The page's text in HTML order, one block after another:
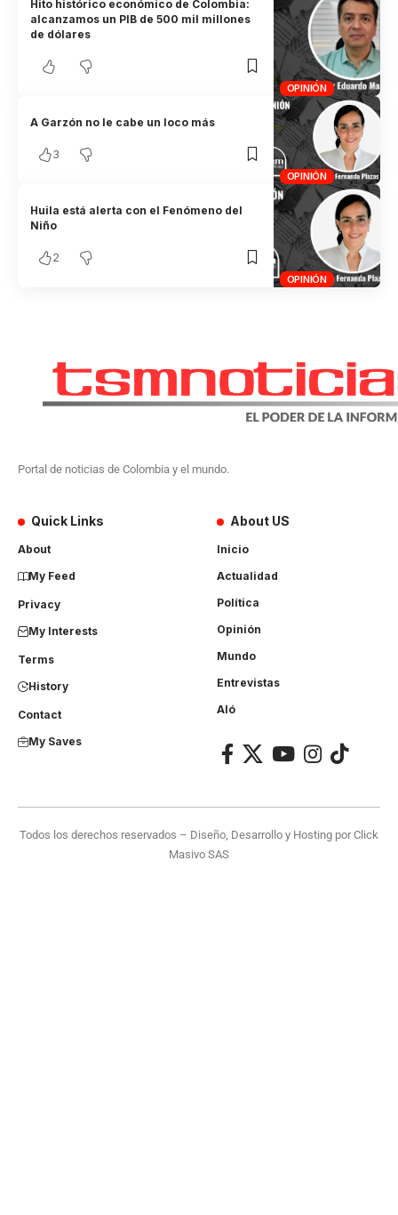
OPINIÓN
Hito histórico económico de Colombia:
alcanzamos un PIB de 500 mil millones
de dólares
OPINIÓN
A Garzón no le cabe un loco más
3
OPINIÓN
Huila está alerta con el Fenómeno del
Niño
2
Portal de noticias de Colombia y el mundo.
Quick Links
About
My Feed
Privacy
My Interests
Terms
History
Contact
My Saves
About US
Inicio
Actualidad
Política
Opinión
Mundo
Entrevistas
Aló
Todos los derechos reservados – Diseño, Desarrollo y Hosting porClick
Masivo SAS